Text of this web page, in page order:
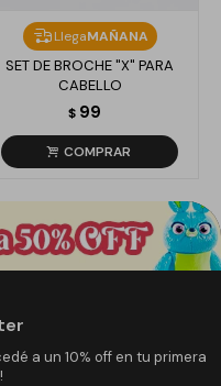
LlegaMAÑANA
SET DE BROCHE "X" PARA
CABELLO
$ 99
a un 10% off en tu primera